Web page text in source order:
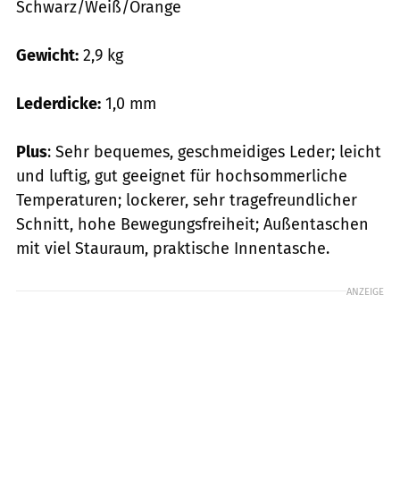
Schwarz/Weiß/Orange
Gewicht: 2,9 kg
Lederdicke: 1,0 mm
Plus: Sehr bequemes, geschmeidiges Leder; leicht
und luftig, gut geeignet für hochsommerliche
Temperaturen; lockerer, sehr tragefreundlicher
Schnitt, hohe Bewegungsfreiheit; Außentaschen
mit viel Stauraum, praktische Innentasche.
ANZEIGE